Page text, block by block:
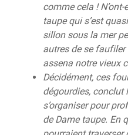
comme cela !
taupe qui s’est
sillon sous la mer
autres de se faufiler
assena notre vieux
Décidément, ces
dégourdies, conclut
s’organiser pour
de Dame taupe. En